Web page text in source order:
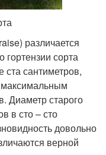
различается
гортензии сорта
сантиметров,
максимальным
Диаметр старого
в сто – сто
довольно
верной